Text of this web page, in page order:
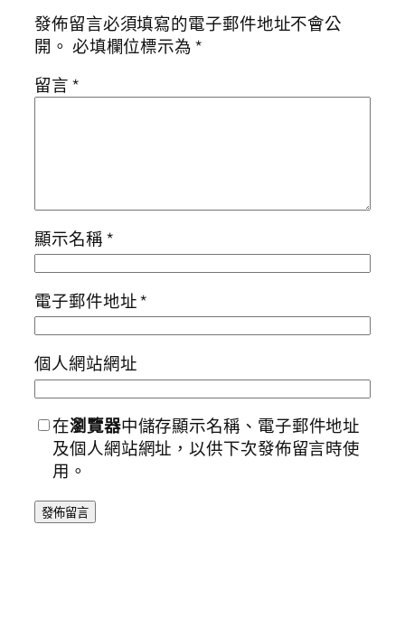
發佈留言必須填寫的電子郵件地址不會公
開。 必填欄位標示為*
留言*
顯示名稱*
電子郵件地址*
個人網站網址
在瀏覽器中儲存顯示名稱、電子郵件地址
及個人網站網址，以供下次發佈留言時使
用。